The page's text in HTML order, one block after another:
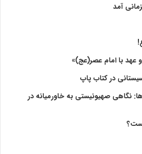
آمد
در کتاب پاپ
نگاهی صهیونیستی به خاورمیانه در